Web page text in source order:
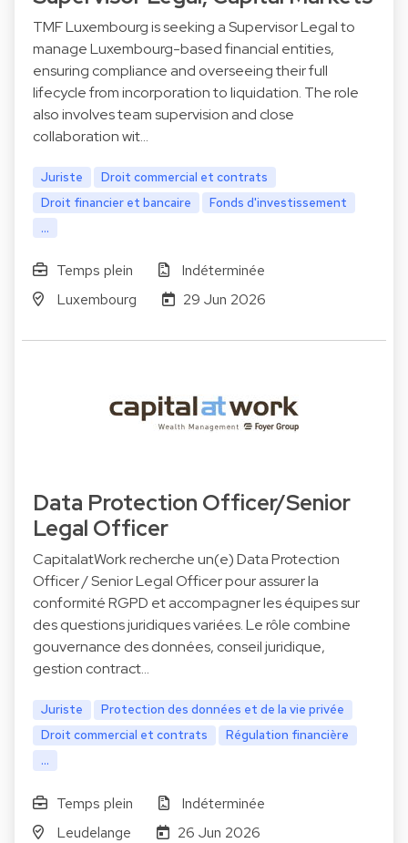
TMF Luxembourg is seeking a Supervisor Legal to
manage Luxembourg-based financial entities,
ensuring compliance and overseeing their full
lifecycle from incorporation to liquidation. The role
also involves team supervision and close
collaboration wit…
Juriste
Droit commercial et contrats
Droit financier et bancaire
Fonds d'investissement
...
Temps plein
Indéterminée
Luxembourg
29 Jun 2026
Data Protection Officer/Senior
Legal Officer
CapitalatWork recherche un(e) Data Protection
Officer / Senior Legal Officer pour assurer la
conformité RGPD et accompagner les équipes sur
des questions juridiques variées. Le rôle combine
gouvernance des données, conseil juridique,
gestion contract…
Juriste
Protection des données et de la vie privée
Droit commercial et contrats
Régulation financière
...
Temps plein
Indéterminée
Leudelange
26 Jun 2026